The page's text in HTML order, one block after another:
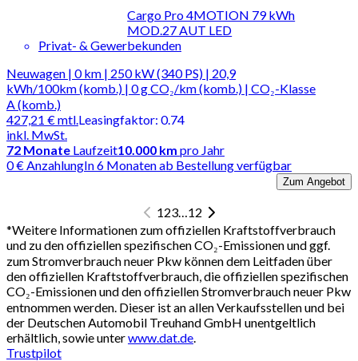
Cargo Pro 4MOTION 79 kWh
MOD.27 AUT LED
Privat- & Gewerbekunden
Neuwagen | 0 km | 250 kW (340 PS) | 20,9
kWh/100km (komb.) | 0 g CO₂/km (komb.) | CO₂-Klasse
A (komb.)
427,21 €mtl.
inkl. MwSt.
Leasingfaktor: 0.74
72 Monate Laufzeit10.000 km pro Jahr
0 € AnzahlungIn 6 Monaten ab Bestellung verfügbar
Zum Angebot
123…12
*Weitere Informationen zum offiziellen Kraftstoffverbrauch
und zu den offiziellen spezifischen CO₂-Emissionen und ggf.
zum Stromverbrauch neuer Pkw können dem Leitfaden über
den offiziellen Kraftstoffverbrauch, die offiziellen spezifischen
CO₂-Emissionen und den offiziellen Stromverbrauch neuer Pkw
entnommen werden. Dieser ist an allen Verkaufsstellen und bei
der Deutschen Automobil Treuhand GmbH unentgeltlich
erhältlich, sowie unterwww.dat.de
Trustpilot